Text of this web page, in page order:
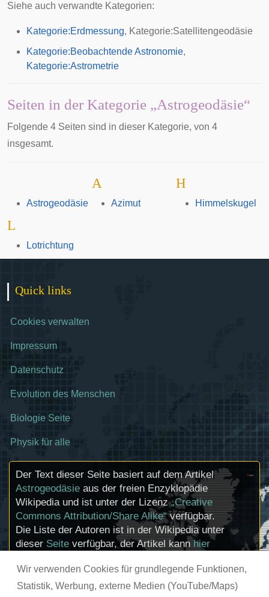
Wir verwenden Cookies für grundlegende Funktionen,
Statistik, Werbung, externe Medien (YouTube/Maps)
Siehe auch verwandte Kategorien:
Kategorie:Erdmessung, Kategorie:Satellitengeodäsie
Kategorie:Beobachtende Astronomie,
Kategorie:Astrometrie
Seiten in der Kategorie „Astrogeodäsie“
Folgende 4 Seiten sind in dieser Kategorie, von 4
insgesamt.
Astrogeodäsie
A
Azimut
H
Himmelskugel
L
Lotrichtung
Quick links
Cookies verwalten
Impressum
Datenschutz
Evolution des Menschen
Biologie Seite
Physik für alle
Der Text dieser Seite basiert auf dem Artikel
Astrogeodäsie aus der freien Enzyklopädie
Wikipedia und ist unter der Lizenz„Creative
Commons Attribution/Share Alike“verfügbar.
Die Liste der Autoren ist in der Wikipedia unter
dieser Seite verfügbar, der Artikel kannhier
Urhebern und zum Lizenzstatus eingebundener
Mediendateien (etwa Bilder oder Videos) können